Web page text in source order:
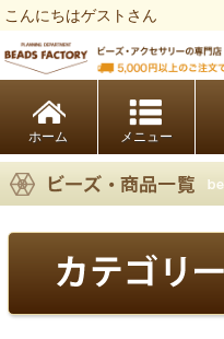
こんにちはゲストさん
ホーム